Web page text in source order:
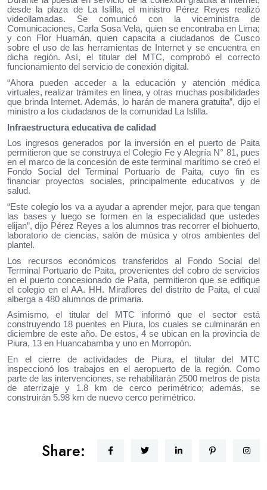
desde la plaza de La Islilla, el ministro Pérez Reyes realizó
videollamadas. Se comunicó con la viceministra de
Comunicaciones, Carla Sosa Vela, quien se encontraba en Lima;
y con Flor Huamán, quien capacita a ciudadanos de Cusco
sobre el uso de las herramientas de Internet y se encuentra en
dicha región. Así, el titular del MTC, comprobó el correcto
funcionamiento del servicio de conexión digital.
“Ahora pueden acceder a la educación y atención médica
virtuales, realizar trámites en línea, y otras muchas posibilidades
que brinda Internet. Además, lo harán de manera gratuita”, dijo el
ministro a los ciudadanos de la comunidad La Islilla.
Infraestructura educativa de calidad
Los ingresos generados por la inversión en el puerto de Paita
permitieron que se construya el Colegio Fe y Alegría N° 81, pues
en el marco de la concesión de este terminal marítimo se creó el
Fondo Social del Terminal Portuario de Paita, cuyo fin es
financiar proyectos sociales, principalmente educativos y de
salud.
“Este colegio los va a ayudar a aprender mejor, para que tengan
las bases y luego se formen en la especialidad que ustedes
elijan”, dijo Pérez Reyes a los alumnos tras recorrer el biohuerto,
laboratorio de ciencias, salón de música y otros ambientes del
plantel.
Los recursos económicos transferidos al Fondo Social del
Terminal Portuario de Paita, provenientes del cobro de servicios
en el puerto concesionado de Paita, permitieron que se edifique
el colegio en el AA. HH. Miraflores del distrito de Paita, el cual
alberga a 480 alumnos de primaria.
Asimismo, el titular del MTC informó que el sector está
construyendo 18 puentes en Piura, los cuales se culminarán en
diciembre de este año. De estos, 4 se ubican en la provincia de
Piura, 13 en Huancabamba y uno en Morropón.
En el cierre de actividades de Piura, el titular del MTC
inspeccionó los trabajos en el aeropuerto de la región. Como
parte de las intervenciones, se rehabilitarán 2500 metros de pista
de aterrizaje y 1.8 km de cerco perimétrico; además, se
construirán 5.98 km de nuevo cerco perimétrico.
Share: